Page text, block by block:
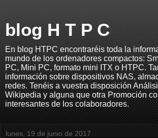
blog H T P C
En blog HTPC encontraréis toda la
mundo de los ordenadores compactos:
PC, Mini PC, formato mini ITX o HTPC.
información sobre dispositivos NAS,
redes. Tenéis a vuestra disposición
Wikipedia y alguna que otra Promoción
interesantes de los colaboradores.
lunes, 19 de junio de 2017